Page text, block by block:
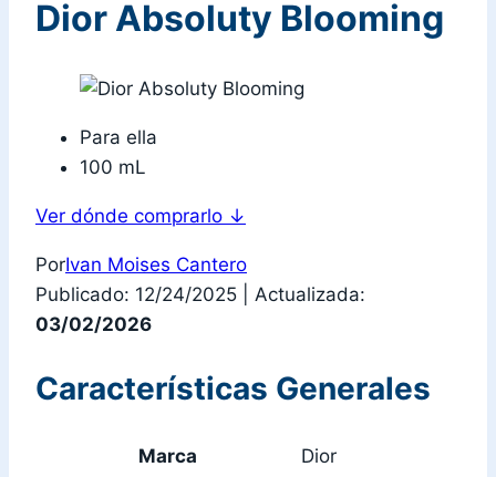
Dior Absoluty Blooming
Para ella
100 mL
Ver dónde comprarlo ↓
PorIvan Moises Cantero
Publicado: 12/24/2025
Actualizada:
03/02/2026
Características Generales
Marca Dior